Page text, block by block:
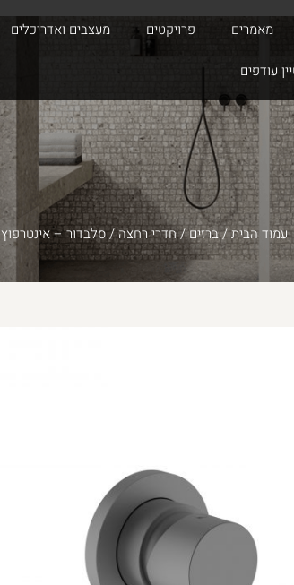
מאמרים פרויקטים מעצבים ואדריכלים
עודפים
עמוד הבית/ברזים/חדרי רחצה/ סלבדור – אינטרפוץ 3 דרך במגוון צבעים